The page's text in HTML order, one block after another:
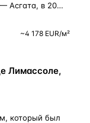
Асгата, в 20
над
которая
различных
рожкового
деревья,
~4 178 EUR/м²
Лимассоле,
который был